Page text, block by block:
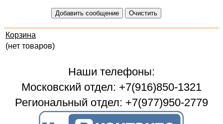
Корзина
(нет товаров)
Наши телефоны:
Московский отдел: +7(916)850-1321
Региональный отдел: +7(977)950-2779